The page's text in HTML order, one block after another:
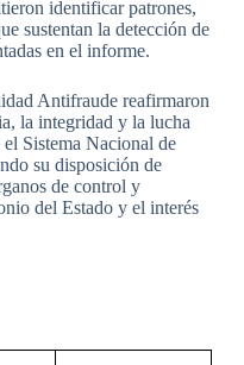
identificar patrones,
sustentan la detección de
en el informe.
Antifraude reafirmaron
la integridad y la lucha
Sistema Nacional de
su disposición de
de control y
del Estado y el interés